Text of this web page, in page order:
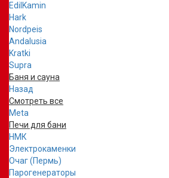
EdilKamin
Hark
Nordpeis
Andalusia
Kratki
Supra
Баня и сауна
Назад
Смотреть все
Meta
Печи для бани
НМК
Электрокаменки
Очаг (Пермь)
Парогенераторы